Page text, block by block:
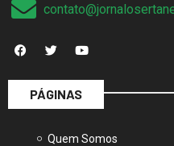
PÁGINAS
Quem Somos